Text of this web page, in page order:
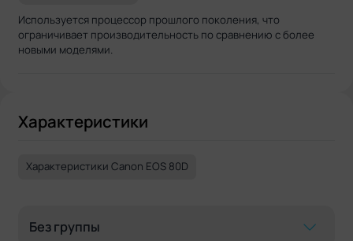
Используется процессор прошлого поколения, что
ограничивает производительность по сравнению с более
новыми моделями.
Характеристики
Характеристики Canon EOS 80D
Без группы